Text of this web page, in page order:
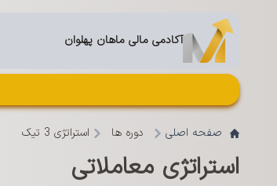
آکادمی مالی ماهان پهلوان
صفحه اصلی دوره ها استراتژی 3 تیک
استراتژی معاملاتی